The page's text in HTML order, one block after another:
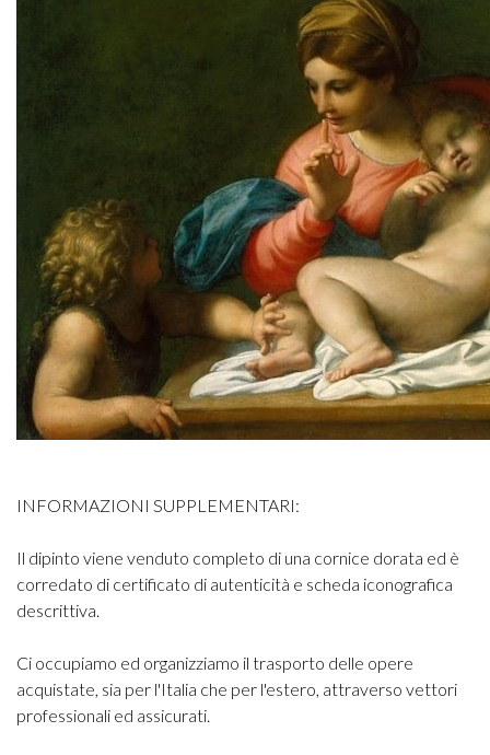
INFORMAZIONI SUPPLEMENTARI:
Il dipinto viene venduto completo di una cornice dorata ed è
corredato di certificato di autenticità e scheda iconografica
descrittiva.
Ci occupiamo ed organizziamo il trasporto delle opere
acquistate, sia per l'Italia che per l'estero, attraverso vettori
professionali ed assicurati.